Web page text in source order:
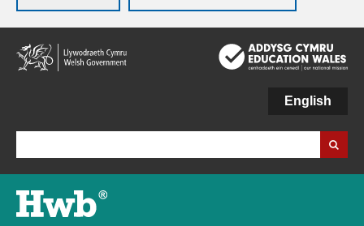
Neidio
i'r
prif
English